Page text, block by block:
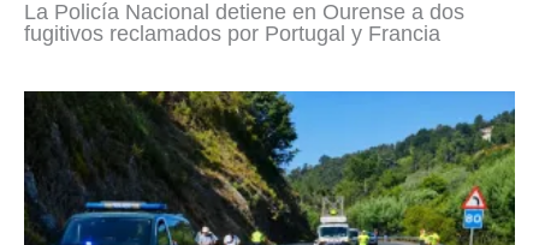
La Policía Nacional detiene en Ourense a dos
fugitivos reclamados por Portugal y Francia